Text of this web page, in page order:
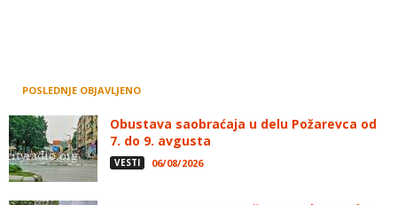
POSLEDNJE OBJAVLJENO
Obustava saobraćaja u delu Požarevca od
7. do 9. avgusta
VESTI 06/08/2026